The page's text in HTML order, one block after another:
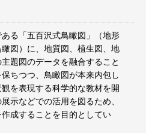
る「五百沢式鳥瞰図」（地形
図）に、地質図、植生図、地
題図のデータを融合すること
ちつつ、鳥瞰図が本来内包し
を表現する科学的な教材を開
示などでの活用を図るため、
成することを目的としてい